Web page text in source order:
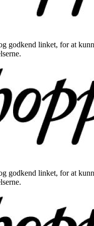
godkend linket, for at
godkend linket, for at